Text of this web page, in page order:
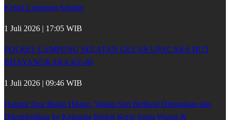
Kejari Lampung Selatan
1 Juli 2026 | 17:05 WIB
POLRES LAMPUNG SELATAN GELAR UPACARA HUT
BHAYANGKARA KE-80
1 Juli 2026 | 09:46 WIB
Hampir Dua Bulan Hilang, Wulan Sari Berhasil Ditemukan dan
Dikembalikan ke Keluarga Berkat Kerja Sama Warga &